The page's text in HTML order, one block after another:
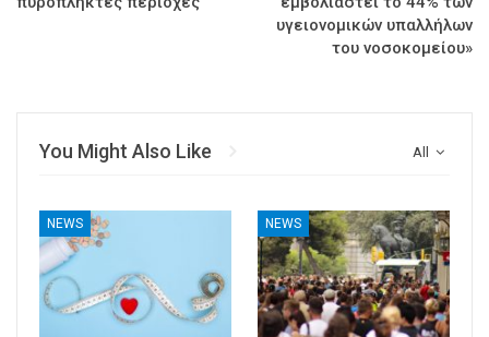
υγειονομικών υπαλλήλων
του νοσοκομείου»
All
You Might Also Like
NEWS NEWS